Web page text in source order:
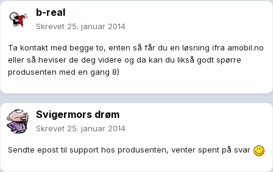
b-real
Skrevet 25. januar 2014
Ta kontakt med begge to, enten så får du en løsning ifra amobil.no
eller så heviser de deg videre og da kan du likså godt spørre
produsenten med en gang 8)
Svigermors drøm
Skrevet 25. januar 2014
Sendte epost til support hos produsenten, venter spent på svar